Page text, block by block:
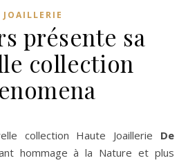
JOAILLERIE
présente sa
collection
collection Haute Joaillerie De
hommage à la Nature et plus